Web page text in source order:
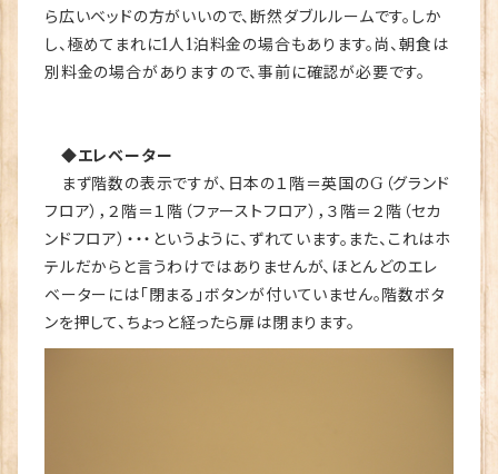
ら広いベッドの方がいいので、断然ダブルルームです。しか
し、極めてまれに1人1泊料金の場合もあります。尚、朝食は
別料金の場合がありますので、事前に確認が必要です。
◆エレベーター
まず階数の表示ですが、日本の１階＝英国のG（グランド
フロア），２階＝１階（ファーストフロア），３階＝２階（セカ
ンドフロア）・・・というように、ずれています。また、これはホ
テルだからと言うわけではありませんが、ほとんどのエレ
ベーターには「閉まる」ボタンが付いていません。階数ボタ
ンを押して、ちょっと経ったら扉は閉まります。